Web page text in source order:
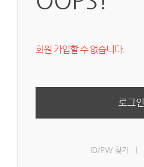
회원 가입할 수 없습니다.
로그인
ID/PW 찾기